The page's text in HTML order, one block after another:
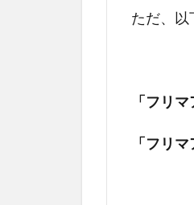
ただ、以
「フリ
「フリ